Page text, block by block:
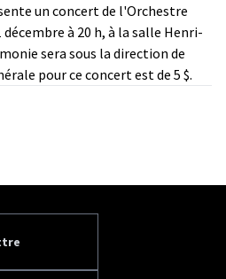
un concert de l'Orchestre
à 20 h, à la salle Henri-
sera sous la direction de
pour ce concert est de 5 $.